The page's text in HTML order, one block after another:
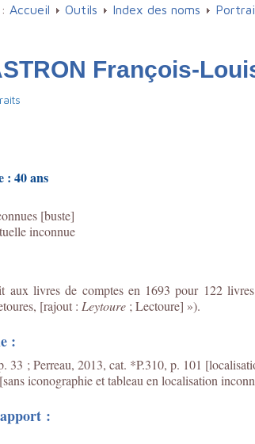
Accueil Outils Index des noms
François-
: 40 ans
[buste]
inconnue
aux livres de comptes en 1693 pour 122
[rajout : Leytoure ; Lectoure] »).
:
33 ; Perreau, 2013, cat. *P.310, p. 101
iconographie et tableau en localisation
: